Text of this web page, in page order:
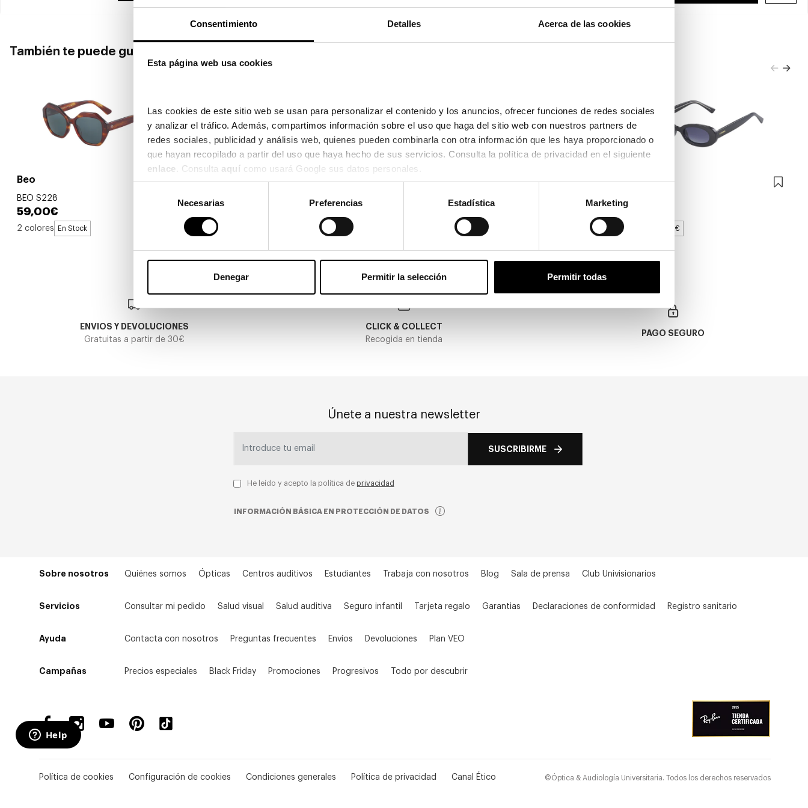
Consentimiento Detalles Acerca de las cookies
Esta página web usa cookies
Las cookies de este sitio web se usan para personalizar el contenido y los anuncios, ofrecer funciones de redes sociales
y analizar el tráfico. Además, compartimos información sobre el uso que haga del sitio web con nuestros partners de
redes sociales, publicidad y análisis web, quienes pueden combinarla con otra información que les haya proporcionado o
enlace . Consulta aquí como usará Google sus datos personales.
consentimiento
Necesarias Preferencias Estadística Marketing
Denegar Permitir la selección Permitir todas
También te puede gustar
Beo
BEO S228
59,00€
2 colores En Stock
Beo
2 colores
Beo
BEO S220
En Stock
Kypers
24,50€
2 colores 2x39€
ENVIOS Y DEVOLUCIONES
Gratuitas a partir de 30€
CLICK & COLLECT
Recogida en tienda
PAGO SEGURO
Únete a nuestra newsletter
SUSCRIBIRME
He leído y acepto la política de privacidad
INFORMACIÓN BÁSICA EN PROTECCIÓN DE DATOS
Sobre nosotros Quiénes somos Ópticas Centros auditivos Estudiantes Trabaja con nosotros Blog Sala de prensa Club Univisionarios
Servicios Consultar mi pedido Salud visual Salud auditiva Seguro infantil Tarjeta regalo Garantias Declaraciones de conformidad Registro sanitario
Ayuda Contacta con nosotros Preguntas frecuentes Envíos Devoluciones Plan VEO
Campañas Precios especiales Black Friday Promociones Progresivos Todo por descubrir
Política de cookies Configuración de cookies Condiciones generales Política de privacidad Canal Ético ©Óptica & Audiología Universitaria. Todos los derechos reservados